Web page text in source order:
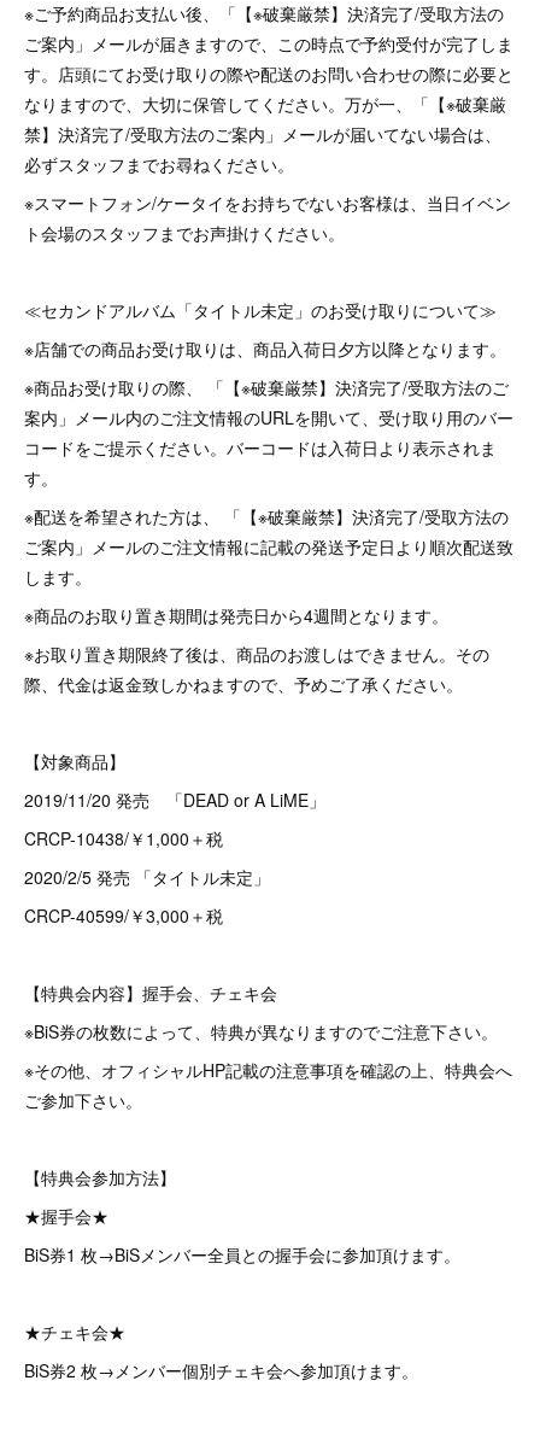
※ご予約商品お支払い後、「【※破棄厳禁】決済完了/受取方法の
ご案内」メールが届きますので、この時点で予約受付が完了しま
す。店頭にてお受け取りの際や配送のお問い合わせの際に必要と
なりますので、大切に保管してください。万が一、「【※破棄厳
禁】決済完了/受取方法のご案内」メールが届いてない場合は、
必ずスタッフまでお尋ねください。
※スマートフォン/ケータイをお持ちでないお客様は、当日イベン
ト会場のスタッフまでお声掛けください。
≪セカンドアルバム「タイトル未定」のお受け取りについて≫
※店舗での商品お受け取りは、商品入荷日夕方以降となります。
※商品お受け取りの際、 「【※破棄厳禁】決済完了/受取方法のご
案内」メール内のご注文情報のURLを開いて、受け取り用のバー
コードをご提示ください。バーコードは入荷日より表示されま
す。
※配送を希望された方は、 「【※破棄厳禁】決済完了/受取方法の
ご案内」メールのご注文情報に記載の発送予定日より順次配送致
します。
※商品のお取り置き期間は発売日から4週間となります。
※お取り置き期限終了後は、商品のお渡しはできません。その
際、代金は返金致しかねますので、予めご了承ください。
【対象商品】
2019/11/20 発売 「DEAD or A LiME」
CRCP-10438/￥1,000＋税
2020/2/5 発売 「タイトル未定」
CRCP-40599/￥3,000＋税
【特典会内容】握手会、チェキ会
※BiS券の枚数によって、特典が異なりますのでご注意下さい。
※その他、オフィシャルHP記載の注意事項を確認の上、特典会へ
ご参加下さい。
【特典会参加方法】
★握手会★
BiS券1 枚→BiSメンバー全員との握手会に参加頂けます。
★チェキ会★
BiS券2 枚→メンバー個別チェキ会へ参加頂けます。